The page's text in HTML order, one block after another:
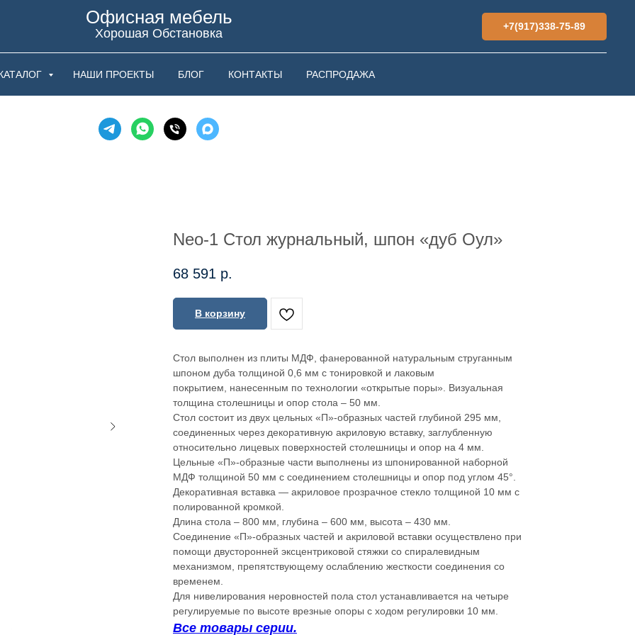
Офисная мебель
Хорошая Обстановка +7(917)338-75-89
НАШИ ПРОЕКТЫ БЛОГ КОНТАКТЫ РАСПРОДАЖА
Neo-1 Стол журнальный, шпон «дуб Оул»
68 591 р.
В корзину
Стол выполнен из плиты МДФ, фанерованной натуральным струганным
шпоном дуба толщиной 0,6 мм с тонировкой и лаковым
покрытием, нанесенным по технологии «открытые поры». Визуальная
толщина столешницы и опор стола – 50 мм.
Стол состоит из двух цельных «П»-образных частей глубиной 295 мм,
соединенных через декоративную акриловую вставку, заглубленную
относительно лицевых поверхностей столешницы и опор на 4 мм.
Цельные «П»-образные части выполнены из шпонированной наборной
МДФ толщиной 50 мм с соединением столешницы и опор под углом 45°.
Декоративная вставка — акриловое прозрачное стекло толщиной 10 мм с
полированной кромкой.
Длина стола – 800 мм, глубина – 600 мм, высота – 430 мм.
Соединение «П»-образных частей и акриловой вставки осуществлено при
помощи двусторонней эксцентриковой стяжки со спиралевидным
механизмом, препятствующему ослаблению жесткости соединения со
временем.
Для нивелирования неровностей пола стол устанавливается на четыре
регулируемые по высоте врезные опоры с ходом регулировки 10 мм.
Все товары серии.